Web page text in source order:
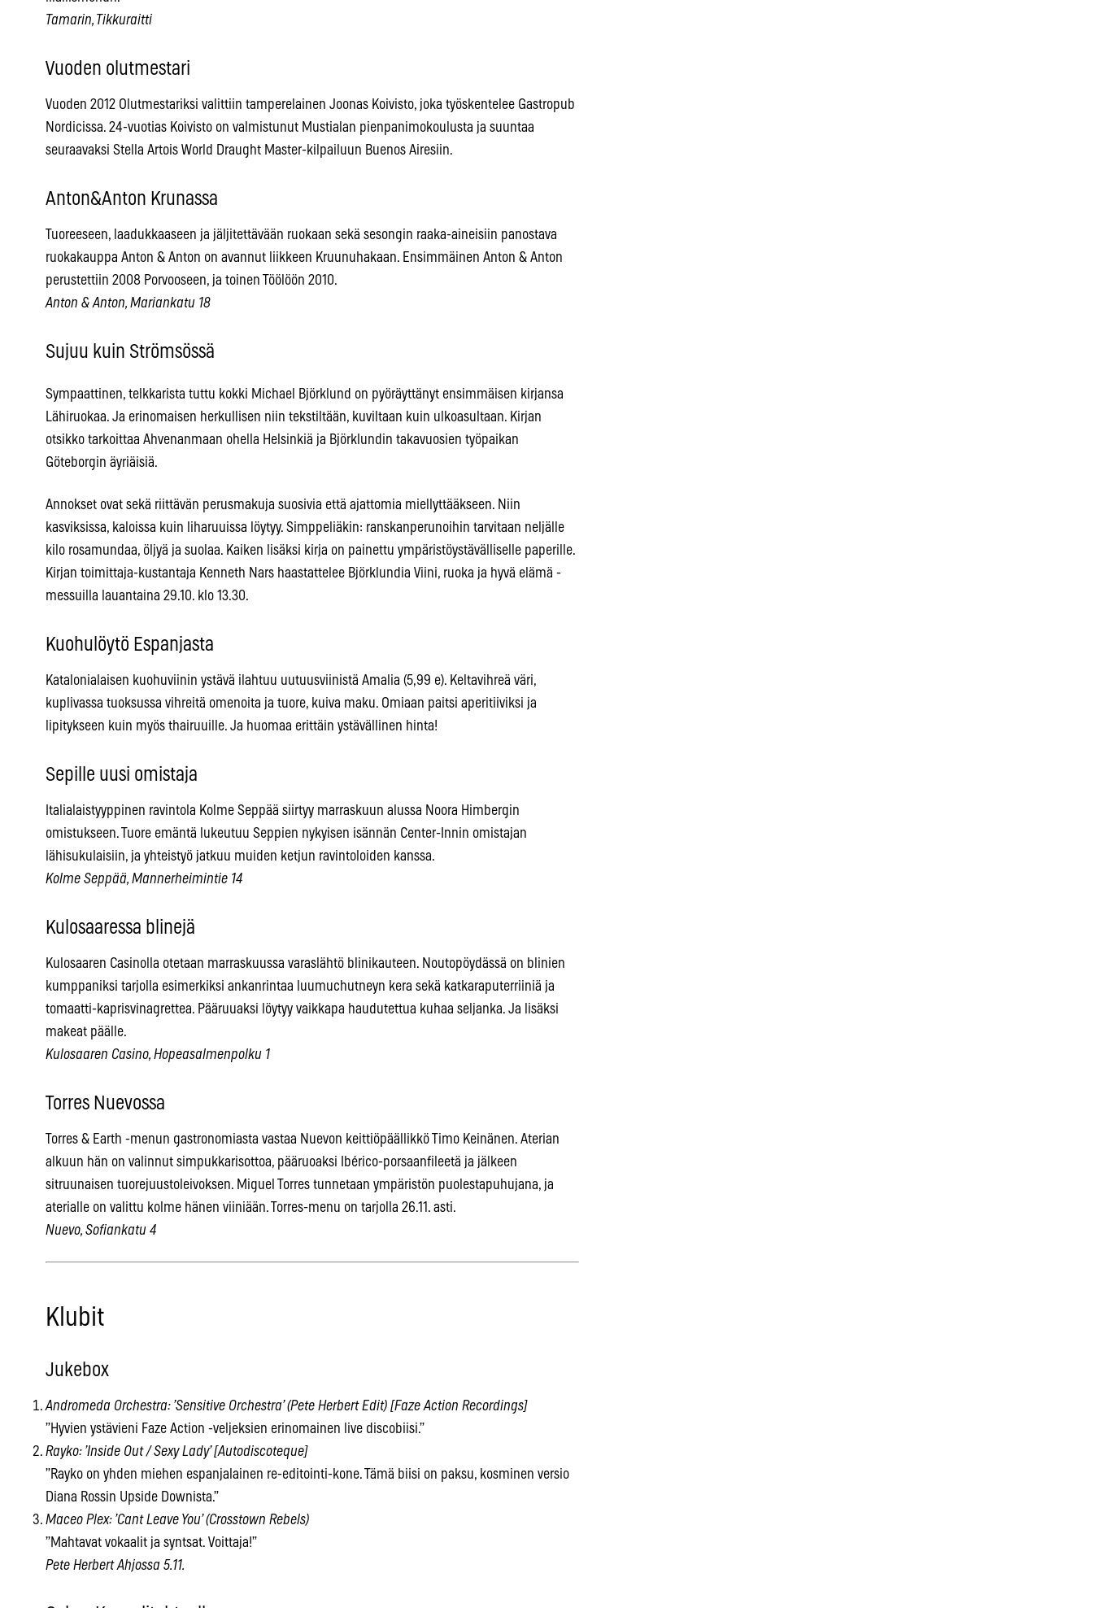
Tamarin, Tikkuraitti
Vuoden olutmestari
Vuoden 2012 Olutmestariksi valittiin tamperelainen Joonas Koivisto, joka työskentelee Gastropub
Nordicissa. 24-vuotias Koivisto on valmistunut Mustialan pienpanimokoulusta ja suuntaa
seuraavaksi Stella Artois World Draught Master-kilpailuun Buenos Airesiin.
Anton&Anton Krunassa
Tuoreeseen, laadukkaaseen ja jäljitettävään ruokaan sekä sesongin raaka-aineisiin panostava
ruokakauppa Anton & Anton on avannut liikkeen Kruunuhakaan. Ensimmäinen Anton & Anton
perustettiin 2008 Porvooseen, ja toinen Töölöön 2010.
Anton & Anton, Mariankatu 18
Sujuu kuin Strömsössä
Sympaattinen, telkkarista tuttu kokki Michael Björklund on pyöräyttänyt ensimmäisen kirjansa
Lähiruokaa. Ja erinomaisen herkullisen niin tekstiltään, kuviltaan kuin ulkoasultaan. Kirjan
otsikko tarkoittaa Ahvenanmaan ohella Helsinkiä ja Björklundin takavuosien työpaikan
Göteborgin äyriäisiä.
Annokset ovat sekä riittävän perusmakuja suosivia että ajattomia miellyttääkseen. Niin
kasviksissa, kaloissa kuin liharuuissa löytyy. Simppeliäkin: ranskanperunoihin tarvitaan neljälle
kilo rosamundaa, öljyä ja suolaa. Kaiken lisäksi kirja on painettu ympäristöystävälliselle paperille.
Kirjan toimittaja-kustantaja Kenneth Nars haastattelee Björklundia Viini, ruoka ja hyvä elämä -
messuilla lauantaina 29.10. klo 13.30.
Kuohulöytö Espanjasta
Katalonialaisen kuohuviinin ystävä ilahtuu uutuusviinistä Amalia (5,99 e). Keltavihreä väri,
kuplivassa tuoksussa vihreitä omenoita ja tuore, kuiva maku. Omiaan paitsi aperitiiviksi ja
lipitykseen kuin myös thairuuille. Ja huomaa erittäin ystävällinen hinta!
Sepille uusi omistaja
Italialaistyyppinen ravintola Kolme Seppää siirtyy marraskuun alussa Noora Himbergin
omistukseen. Tuore emäntä lukeutuu Seppien nykyisen isännän Center-Innin omistajan
lähisukulaisiin, ja yhteistyö jatkuu muiden ketjun ravintoloiden kanssa.
Kolme Seppää, Mannerheimintie 14
Kulosaaressa blinejä
Kulosaaren Casinolla otetaan marraskuussa varaslähtö blinikauteen. Noutopöydässä on blinien
kumppaniksi tarjolla esimerkiksi ankanrintaa luumuchutneyn kera sekä katkaraputerriiniä ja
tomaatti-kaprisvinagrettea. Pääruuaksi löytyy vaikkapa haudutettua kuhaa seljanka. Ja lisäksi
makeat päälle.
Kulosaaren Casino, Hopeasalmenpolku 1
Torres Nuevossa
Torres & Earth -menun gastronomiasta vastaa Nuevon keittiöpäällikkö Timo Keinänen. Aterian
alkuun hän on valinnut simpukkarisottoa, pääruoaksi Ibérico-porsaanfileetä ja jälkeen
sitruunaisen tuorejuustoleivoksen. Miguel Torres tunnetaan ympäristön puolestapuhujana, ja
aterialle on valittu kolme hänen viiniään. Torres-menu on tarjolla 26.11. asti.
Nuevo, Sofiankatu 4
Klubit
Jukebox
Andromeda Orchestra: ’Sensitive Orchestra’ (Pete Herbert Edit) [Faze Action Recordings]
”Hyvien ystävieni Faze Action -veljeksien erinomainen live discobiisi.”
Rayko: ’Inside Out / Sexy Lady’ [Autodiscoteque]
”Rayko on yhden miehen espanjalainen re-editointi-kone. Tämä biisi on paksu, kosminen versio
Diana Rossin Upside Downista.”
Maceo Plex: ’Cant Leave You’ (Crosstown Rebels)
”Mahtavat vokaalit ja syntsat. Voittaja!”
Pete Herbert Ahjossa 5.11.